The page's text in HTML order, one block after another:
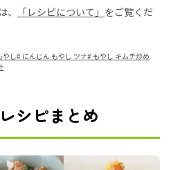
「レシピについて」 をご覧くだ
やし# にんじん もやし ツナ# もやし キムチ炒め
シピまとめ